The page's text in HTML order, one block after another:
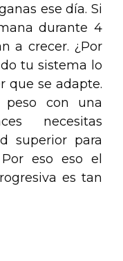
ese día. Si
durante 4
a crecer. ¿Por
tu sistema lo
que se adapte.
peso con una
necesitas
superior para
eso eso el
es tan